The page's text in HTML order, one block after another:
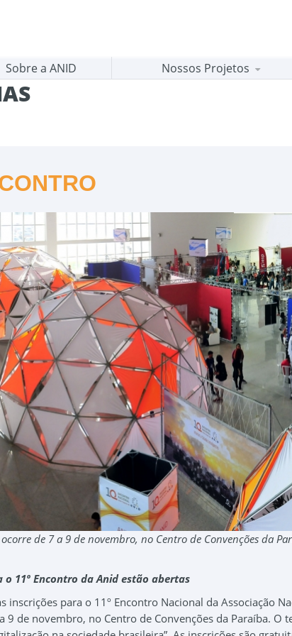
Sobre a ANID Nossos Projetos
de 7 a 9 de novembro, no Centro de Convenções da
o 11º Encontro da Anid estão abertas
inscrições para o 11º Encontro Nacional da Associação
9 de novembro, no Centro de Convenções da Paraíba. O